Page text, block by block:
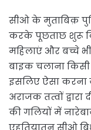
सीओ के मुताबिक़
करके पूछताछ शुरू
महिलाएं और बच्चे
बाइक चलाना
इसलिए ऐसा
अराजक तत्वों
की गलियों में
एहतियातन सीओ